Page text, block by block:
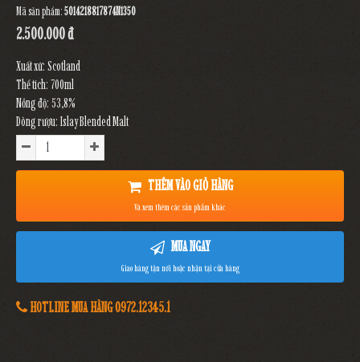
Mã sản phẩm:5014218817874N1350
2.500.000 đ
Xuất xứ: Scotland
Thể tích: 700ml
Nồng độ: 53,8%
Dòng rượu: Islay Blended Malt
THÊM VÀO GIỎ HÀNG
Và xem thêm các sản phẩm khác
MUA NGAY
Giao hàng tận nơi hoặc nhận tại cửa hàng
HOTLINE MUA HÀNG 0972.12345.1